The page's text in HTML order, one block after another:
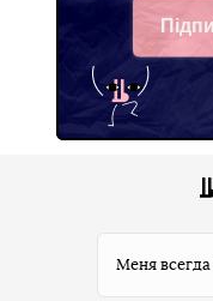
Меня